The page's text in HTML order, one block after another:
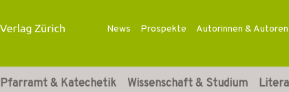
News Prospekte Autorinnen & Autoren
Pfarramt & Katechetik Wissenschaft & Studium